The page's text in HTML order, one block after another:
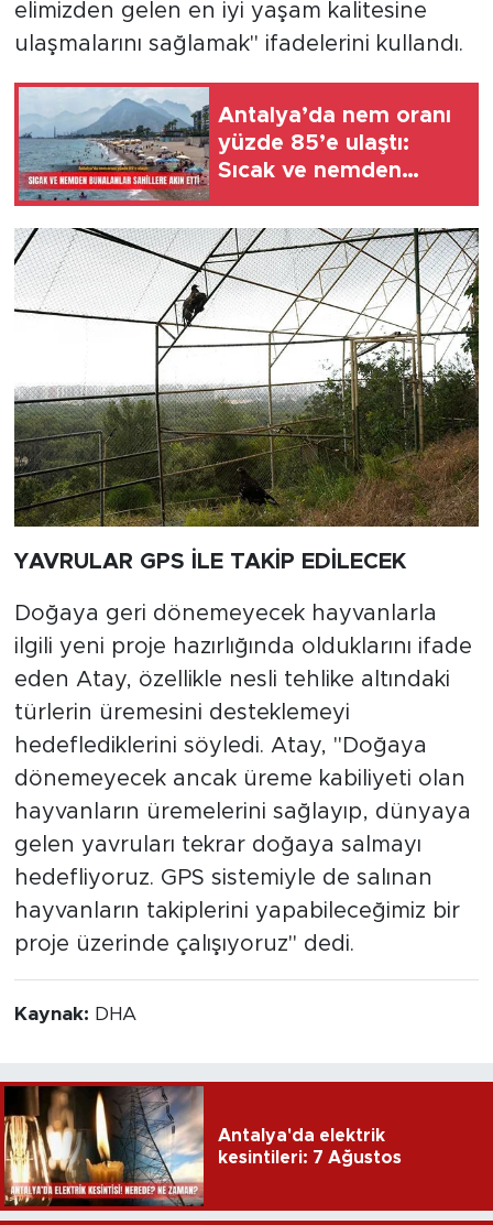
elimizden gelen en iyi yaşam kalitesine
ulaşmalarını sağlamak" ifadelerini kullandı.
Antalya’da nem oranı
yüzde 85’e ulaştı:
Sıcak ve nemden
akın etti
YAVRULAR GPS İLE TAKİP EDİLECEK
Doğaya geri dönemeyecek hayvanlarla
ilgili yeni proje hazırlığında olduklarını ifade
eden Atay, özellikle nesli tehlike altındaki
türlerin üremesini desteklemeyi
hedeflediklerini söyledi. Atay, "Doğaya
dönemeyecek ancak üreme kabiliyeti olan
hayvanların üremelerini sağlayıp, dünyaya
gelen yavruları tekrar doğaya salmayı
hedefliyoruz. GPS sistemiyle de salınan
hayvanların takiplerini yapabileceğimiz bir
proje üzerinde çalışıyoruz" dedi.
Kaynak: DHA
Antalya'da elektrik
kesintileri: 7 Ağustos